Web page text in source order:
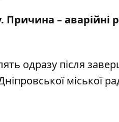
Причина – аварійні
одразу після
міської